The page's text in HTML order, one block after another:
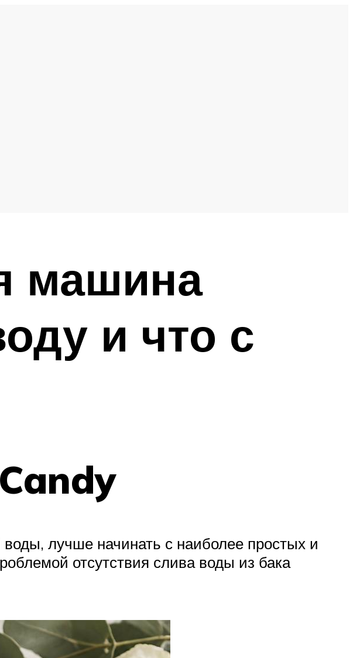
машина
и что с
лучше начинать с наиболее простых и
отсутствия слива воды из бака